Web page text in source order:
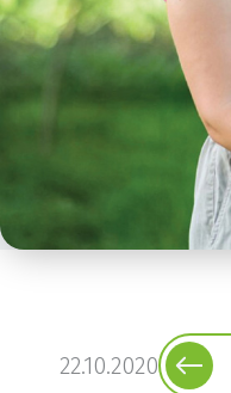
22.10.2020